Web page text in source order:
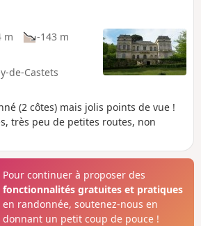
On termine
raide
m
-143 m
de-Castets
(2 côtes) mais jolis points de vue !
très peu de petites routes, non
Pour continuer à proposer des
fonctionnalités gratuites et pratiques
en randonnée, soutenez-nous en
donnant un petit coup de pouce !